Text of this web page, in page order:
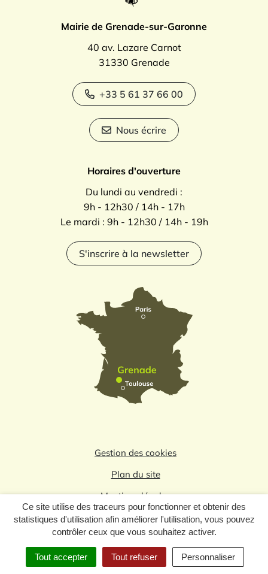
Ce site utilise des traceurs pour fonctionner et obtenir des
statistiques d'utilisation afin améliorer l'utilisation, vous pouvez
contrôler ceux que vous souhaitez activer.
Tout accepter Tout refuser Personnaliser
MENU
Logo du label
Mairie de Grenade-sur-Garonne
40 av. Lazare Carnot
31330 Grenade
+33 5 61 37 66 00
Nous écrire
Horaires d'ouverture
Du lundi au vendredi :
9h - 12h30 / 14h - 17h
Le mardi : 9h - 12h30 / 14h - 19h
S'inscrire à la newsletter
Gestion des cookies
Plan du site
Mentions légales
Politique de confidentialité